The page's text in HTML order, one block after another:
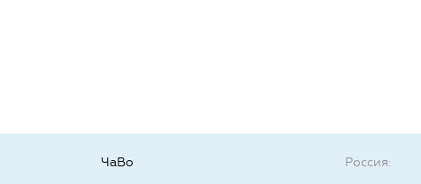
ЧаВо
Россия: